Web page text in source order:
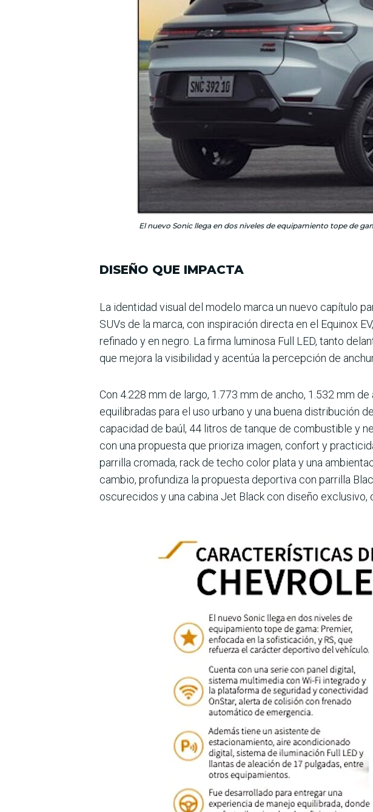
El nuevo Sonic llega en dos niveles de equipamiento tope de
DISEÑO QUE IMPACTA
La identidad visual del modelo marca un nuevo capítulo
SUVs de la marca, con inspiración directa en el Equinox
refinado y en negro. La firma luminosa Full LED, tanto
que mejora la visibilidad y acen­túa la percepción de
Con 4.228 mm de largo, 1.773 mm de ancho, 1.532 mm
equilibradas para el uso urbano y una buena dis­tribución
capaci­dad de baúl, 44 litros de tanque de combustible y
con una propuesta que prio­riza imagen, confort y
parrilla cromada, rack de techo color plata y una
cambio, profundiza la pro­puesta deportiva con parrilla
oscurecidos y una cabina Jet Black con diseño